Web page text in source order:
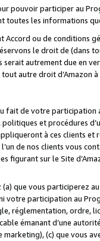
pouvoir participer au
toutes les informations
ou de conditions
le droit de (dans
autrement due en
autre droit
fait de votre
et procédures
à ces clients
de nos clients vous
figurant sur le Site
que vous participerez
votre participation au
réglementation, ordre,
émanant d’une
(c) que vous